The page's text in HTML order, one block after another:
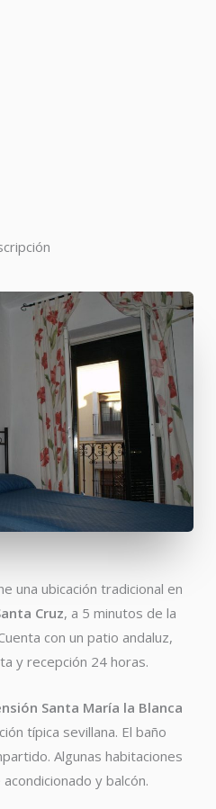
una ubicación tradicional en
Cruz, a 5 minutos de la
con un patio andaluz,
y recepción 24 horas.
Santa María la Blanca
típica sevillana. El baño
Algunas habitaciones
y balcón.